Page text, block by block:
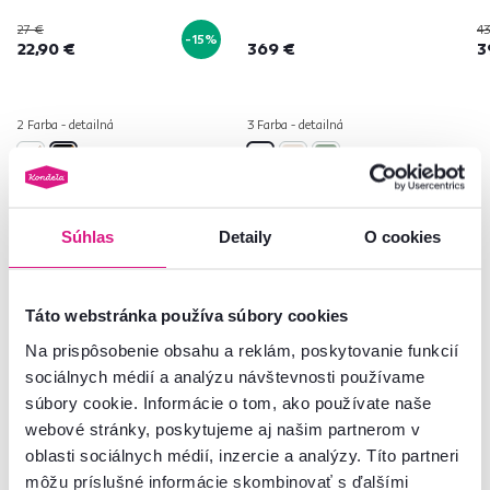
Súhlas Detaily O cookies
Táto webstránka používa súbory cookies
Na prispôsobenie obsahu a reklám, poskytovanie funkcií
sociálnych médií a analýzu návštevnosti používame
súbory cookie. Informácie o tom, ako používate naše
webové stránky, poskytujeme aj našim partnerom v
oblasti sociálnych médií, inzercie a analýzy. Títo partneri
môžu príslušné informácie skombinovať s ďalšími
27 €
22,90 € -15%
2 Farba - detailná
369 €
3 Farba - detailná
Často kupované spolu
Vynáška Slovenský výrobok